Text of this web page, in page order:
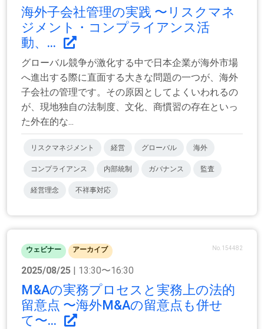
海外子会社管理の実践 〜リスクマネ
ジメント・コンプライアンス活
動、...
グローバル競争が激化する中で日本企業が海外市場
へ進出する際に直面する大きな問題の一つが、海外
子会社の管理です。その原因としてよくいわれるの
が、現地独自の法制度、文化、商慣習の存在といっ
た外在的な...
リスクマネジメント 経営 グローバル 海外
コンプライアンス 内部統制 ガバナンス 監査
経営理念 不祥事対応
ウェビナー アーカイブ No.154482
2025/08/25 | 13:30〜16:30
M&Aの実務プロセスと実務上の法的
留意点 〜海外M&Aの留意点も併せ
て〜...